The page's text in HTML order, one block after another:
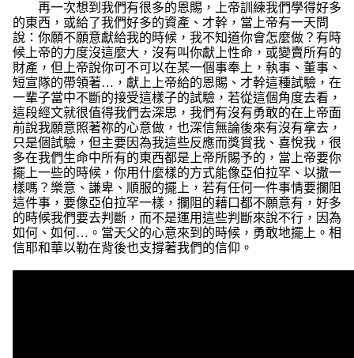
再一次想到我們有很多的恩賜，上帝訓練我們學得好多
的東西，或給了我們好多的資產、才幹，當上帝有一天問
說：你願不願意獻給我的時候，我不知道你會怎麼做？有時
候上帝的力度沒這麼大，沒有叫你獻上性命，或變賣所有的
財產，但上帝說你可不可以在某一個事奉上，執事、董事、
短宣隊的帶領著…，獻上上帝給的恩賜、才幹這種試驗，在
一輩子當中不斷的接受這樣子的試驗，若從這個角度去看，
這段經文就很值得我們去深思，我們有沒有勇敢的在上帝面
前說我願意照著祢的心意做，也深信無論後來有沒有拿去，
只是個試驗，但主要因為我這些反應而獎賞我、喜悅我，很
多在我們生命中所有的東西都是上帝所賜予的，當上帝要你
擺上一些的時候，你用什麼樣的方式能像亞伯拉罕、以撒一
樣嗎？樂意、謙卑、順服的擺上，若有任何一件事情要攔阻
這件事，要像亞伯拉罕一樣，攔阻的藉口都不願意有，好多
的時候我們要去判斷，而不是運用這些判斷來說不行，因為
如何、如何… 。當天父的心意來到的時候，勇敢地擺上。相
信耶和華以勒在背後也支撐著我們的信仰。